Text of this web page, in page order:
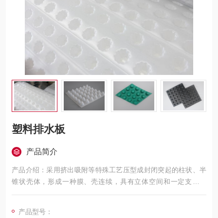
塑料排水板
产品简介
产品介绍：采用挤出吸附等特殊工艺压型成封闭突起的柱状、半
锥状壳体，形成一种膜、壳连续，具有立体空间和一定支撑刚
度，液体和气体可以在其内流动排泄的板材。是一种潜在
产品型号：